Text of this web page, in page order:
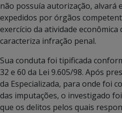
não possuía autorização, alvará
expedidos por órgãos
exercício da atividade econômica
caracteriza infração penal.
Sua conduta foi tipificada
32 e 60 da Lei 9.605/98. Após
da Especializada, para onde foi
das imputações, o investigado
que os delitos pelos quais